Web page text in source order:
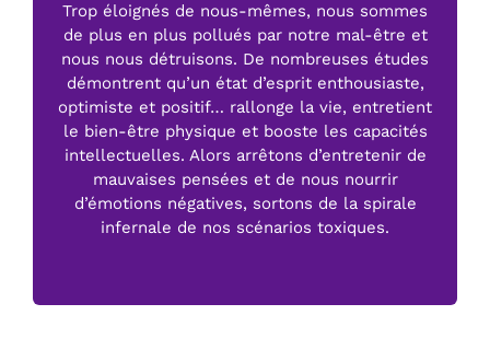
Trop éloignés de nous-mêmes, nous sommes
de plus en plus pollués par notre mal-être et
nous nous détruisons. De nombreuses études
démontrent qu’un état d’esprit enthousiaste,
optimiste et positif… rallonge la vie, entretient
le bien-être physique et booste les capacités
intellectuelles. Alors arrêtons d’entretenir de
mauvaises pensées et de nous nourrir
d’émotions négatives, sortons de la spirale
infernale de nos scénarios toxiques.